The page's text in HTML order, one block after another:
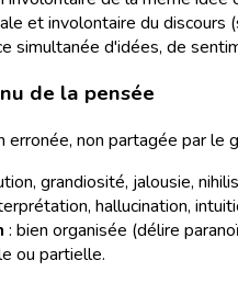
et involontaire du discours
simultanée d'idées, de
de la pensée
erronée, non partagée par le
grandiosité, jalousie,
hallucination,
: bien organisée (délire
ou partielle.